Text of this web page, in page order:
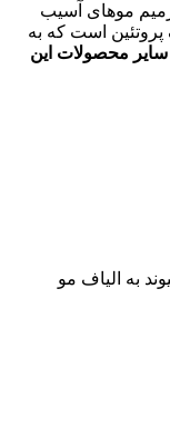
موهای آسیب
پروتئین است که به
محصولات این